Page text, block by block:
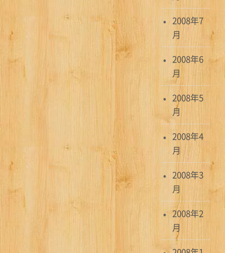
2008年7
月
2008年6
月
2008年5
月
2008年4
月
2008年3
月
2008年2
月